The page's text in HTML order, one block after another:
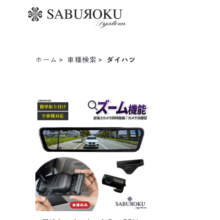
ホーム 車種検索 ダイハツ